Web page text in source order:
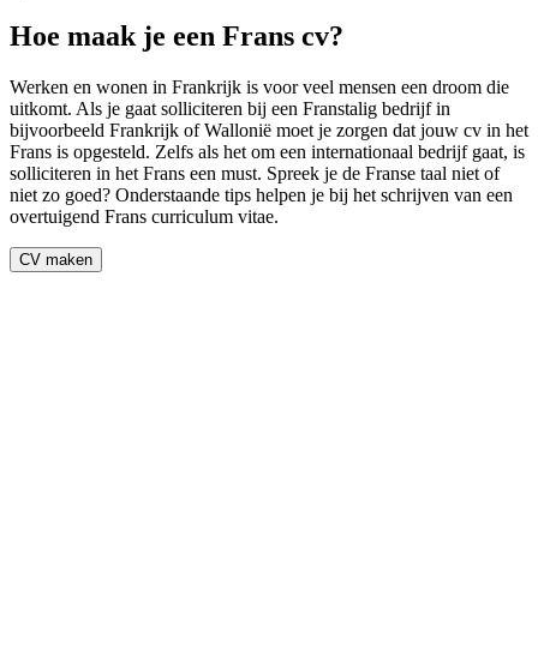
Hoe maak je een Frans cv?
Werken en wonen in Frankrijk is voor veel mensen een droom die
uitkomt. Als je gaat solliciteren bij een Franstalig bedrijf in
bijvoorbeeld Frankrijk of Wallonië moet je zorgen dat jouw cv in het
Frans is opgesteld. Zelfs als het om een internationaal bedrijf gaat, is
solliciteren in het Frans een must. Spreek je de Franse taal niet of
niet zo goed? Onderstaande tips helpen je bij het schrijven van een
overtuigend Frans curriculum vitae.
CV maken